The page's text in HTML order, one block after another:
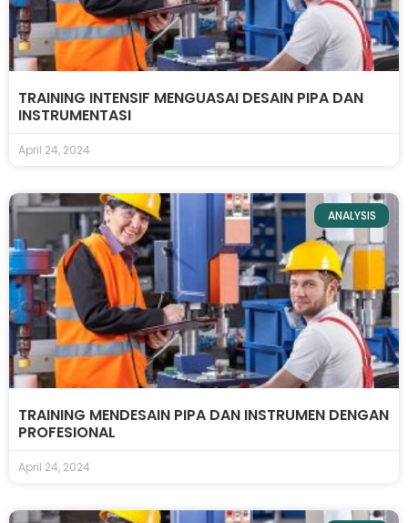
TRAINING INTENSIF MENGUASAI DESAIN PIPA DAN
INSTRUMENTASI
April 24, 2024
ANALYSIS
TRAINING MENDESAIN PIPA DAN INSTRUMEN DENGAN
PROFESIONAL
April 24, 2024